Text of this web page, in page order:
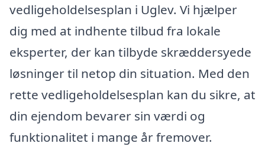
vedligeholdelsesplan i Uglev. Vi hjælper
dig med at indhente tilbud fra lokale
eksperter, der kan tilbyde skræddersyede
løsninger til netop din situation. Med den
rette vedligeholdelsesplan kan du sikre, at
din ejendom bevarer sin værdi og
funktionalitet i mange år fremover.